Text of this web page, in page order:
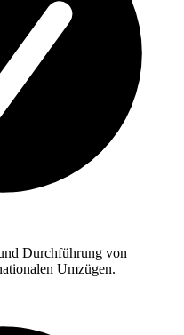
Durchführung von
Umzügen.